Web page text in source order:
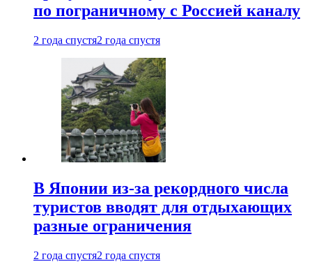
по пограничному с Россией каналу
2 года спустя2 года спустя
В Японии из-за рекордного числа
туристов вводят для отдыхающих
разные ограничения
2 года спустя2 года спустя